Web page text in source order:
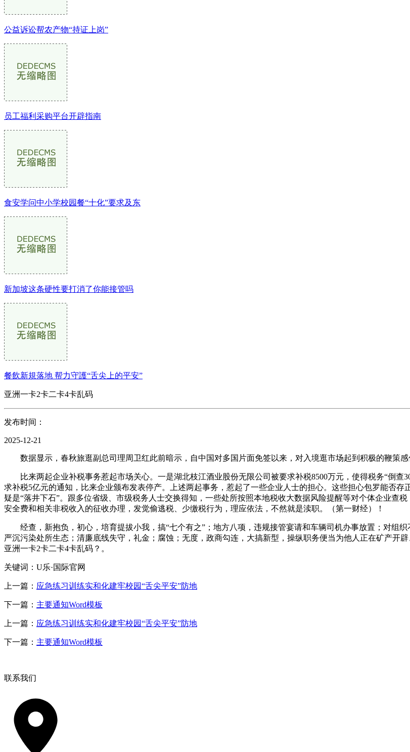
公益诉讼帮农产物“持证上岗”
员工福利采购平台开辟指南
食安学问中小学校园餐“十化”要求及东
新加坡这条硬性要打消了你能接管吗
餐飲新規落地 帮力守護“舌尖上的平安”
亚洲一卡2卡二卡4卡乱码
发布时间：
2025-12-21
数据显示，春秋旅逛副总司理周卫红此前暗示，自中国对多国片面免签以来，对入境逛市场起到积极的鞭策感
比来两起企业补税事务惹起市场关心。一是湖北枝江酒业股份无限公司被要求补税8500万元，使得税务“倒查
求补税5亿元的通知，比来企业颁布发表停产。上述两起事务，惹起了一些企业人士的担心。这些担心包罗能否
疑是“落井下石”。跟多位省级、市级税务人士交换得知，一些处所按照本地税收大数据风险提醒等对个体企业查
安全费和相关非税收入的征收办理，发觉偷逃税、少缴税行为，理应依法，不然就是渎职。（第一财经）！
经查，新抱负，初心，培育提拔小我，搞“七个有之”；地方八项，违规接管宴请和车辆司机办事放置；对组织
严沉污染处所生态；清廉底线失守，礼金；腐蚀；无度，政商勾连，大搞新型，操纵职务便当为他人正在矿产开
亚洲一卡2卡二卡4卡乱码？。
关键词：U乐·国际官网
上一篇： 应急练习训练实和化建牢校园“舌尖平安”防地
下一篇： 主要通知Word模板
上一篇： 应急练习训练实和化建牢校园“舌尖平安”防地
下一篇： 主要通知Word模板
联系我们